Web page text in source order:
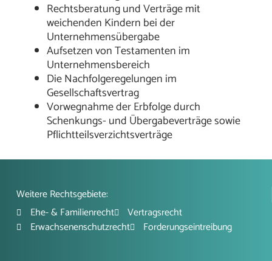
Rechtsberatung und Verträge mit
weichenden Kindern bei der
Unternehmensübergabe
Aufsetzen von Testamenten im
Unternehmensbereich
Die Nachfolgeregelungen im
Gesellschaftsvertrag
Vorwegnahme der Erbfolge durch
Schenkungs- und Übergabeverträge sowie
Pflichtteilsverzichtsverträge
Weitere Rechtsgebiete:
Ehe- & Familienrecht
Vertragsrecht
Erwachsenenschutzrecht
Forderungseintreibung